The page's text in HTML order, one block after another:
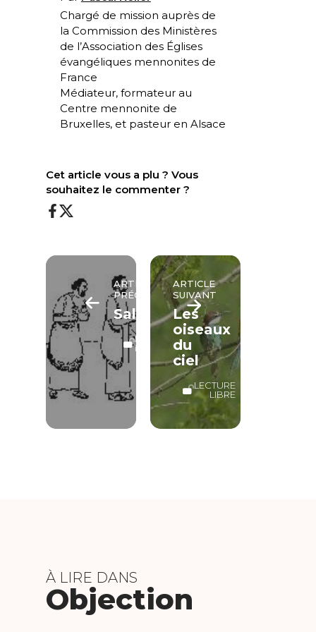
Chargé de mission auprès de
la Commission des Ministères
de l’Association des Églises
évangéliques mennonites de
France
Médiateur, formateur au
Centre mennonite de
Bruxelles, et pasteur en Alsace
Cet article vous a plu ? Vous
souhaitez le commenter ?
ARTICLE
PRÉCÉDENT
Salaire
LECTURE
LIBRE
ARTICLE
SUIVANT
Les
oiseaux
du
ciel
LECTURE
LIBRE
À LIRE DANS
Objection